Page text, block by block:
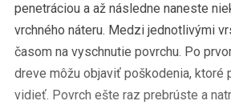
penetráciou a až následne naneste
vrchného náteru. Medzi jednotlivými
časom na vyschnutie povrchu. Po
dreve môžu objaviť poškodenia, ktoré
vidieť. Povrch ešte raz prebrúste a